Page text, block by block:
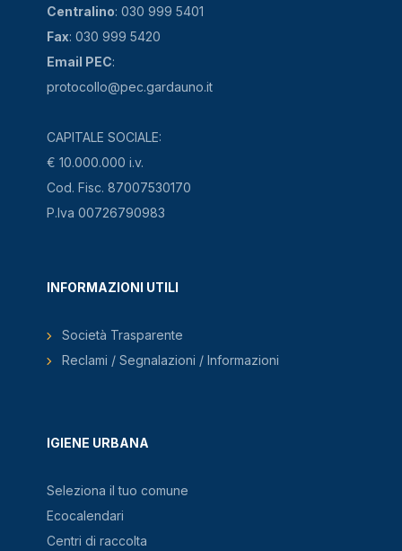
Centralino: 030 999 5401
Fax: 030 999 5420
Email PEC:
protocollo@pec.gardauno.it
CAPITALE SOCIALE:
€ 10.000.000 i.v.
Cod. Fisc. 87007530170
P.Iva 00726790983
IGIENE URBANA
Seleziona il tuo comune
Ecocalendari
Centri di raccolta
INFORMAZIONI UTILI
Società Trasparente
Reclami / Segnalazioni / Informazioni